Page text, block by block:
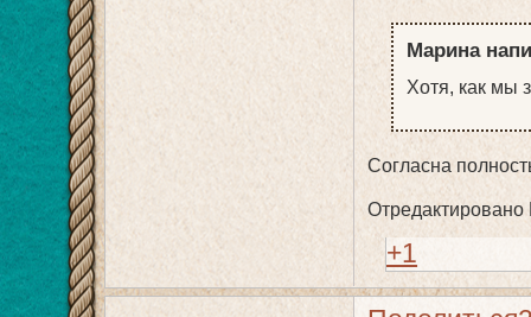
Марина
Хотя, как мы
Согласна
Отредактировано
+1